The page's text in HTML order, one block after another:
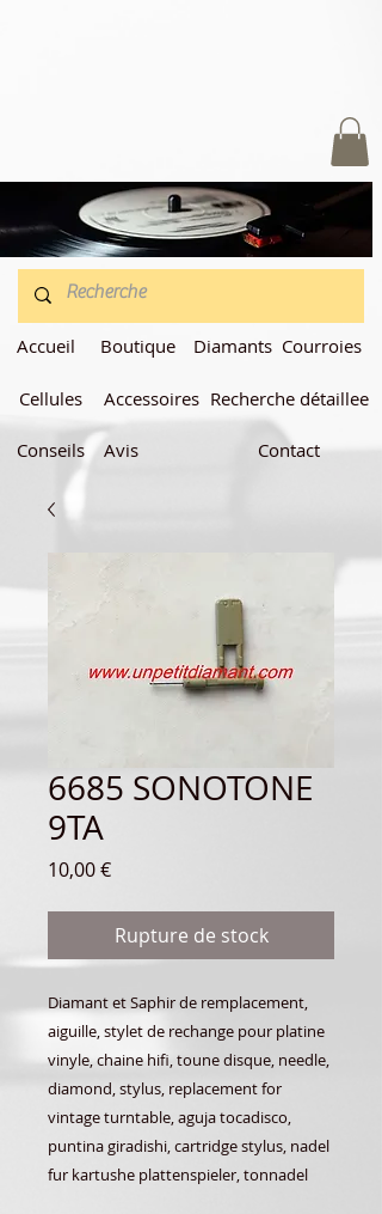
Accueil
Cellules
Conseils
Boutique
Accessoires
Avis
Diamants Courroies
Recherche détaillee
Contact
6685 SONOTONE
9TA
10,00 €Prix
Rupture de stock
Diamant et Saphir de remplacement,
aiguille, stylet de rechange pour platine
vinyle, chaine hifi, toune disque, needle,
diamond, stylus, replacement for
vintage turntable, aguja tocadisco,
puntina giradishi, cartridge stylus, nadel
fur kartushe plattenspieler, tonnadel